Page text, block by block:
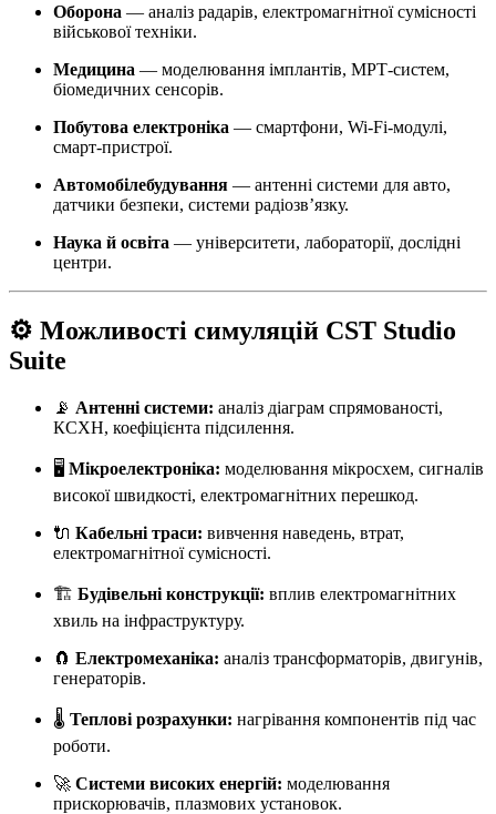
Оборона — аналіз радарів, електромагнітної сумісності
військової техніки.
Медицина — моделювання імплантів, МРТ-систем,
біомедичних сенсорів.
Побутова електроніка — смартфони, Wi-Fi-модулі,
смарт-пристрої.
Автомобілебудування — антенні системи для авто,
датчики безпеки, системи радіозв’язку.
Наука й освіта — університети, лабораторії, дослідні
центри.
⚙️ Можливості симуляцій CST Studio
Suite
📡 Антенні системи: аналіз діаграм спрямованості,
КСХН, коефіцієнта підсилення.
🖥️ Мікроелектроніка: моделювання мікросхем, сигналів
високої швидкості, електромагнітних перешкод.
🔌 Кабельні траси: вивчення наведень, втрат,
електромагнітної сумісності.
🏗️ Будівельні конструкції: вплив електромагнітних
хвиль на інфраструктуру.
🧲 Електромеханіка: аналіз трансформаторів, двигунів,
генераторів.
🌡️ Теплові розрахунки: нагрівання компонентів під час
роботи.
🚀 Системи високих енергій: моделювання
прискорювачів, плазмових установок.